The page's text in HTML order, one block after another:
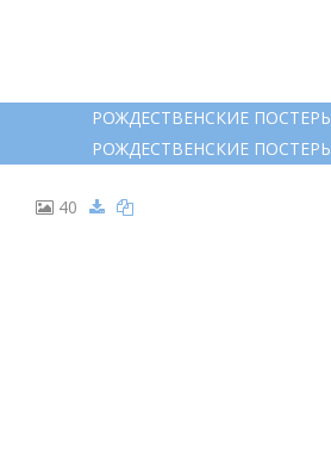
РОЖДЕСТВЕНСКИЕ
РОЖДЕСТВЕНСКИЕ
40